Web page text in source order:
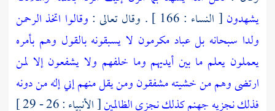
يشهدون [ النساء : 166 ] . وقال تعالى :
وقالوا اتخذ الرحمن
ولدا سبحانه بل عباد مكرمون لا يسبقونه بالقول وهم بأمره
يعملون يعلم ما بين أيديهم وما خلفهم ولا يشفعون إلا لمن
ارتضى وهم من خشيته مشفقون ومن يقل منهم إني إله من دونه
فذلك نجزيه جهنم كذلك نجزي الظالمين
[ الأنبياء : 26 - 29 ]